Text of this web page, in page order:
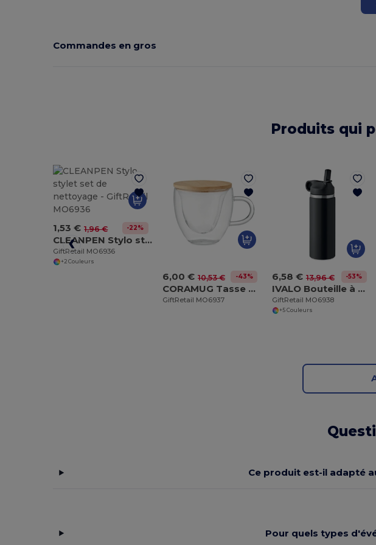
Commandes en gros
Produits qui
1,53 € 1,96 € -22%
CLEANPEN Stylo stylet set de nettoyage
GiftRetail MO6936
+2 Couleurs
6,00 € 10,53 € -43%
CORAMUG Tasse borosilicaté double paroi
GiftRetail MO6937
6,58 € 13,96 € -53%
IVALO Bouteille à double paroi 500 ml
GiftRetail MO6938
+5 Couleurs
Ce produit est-il adapté
Pour quels types